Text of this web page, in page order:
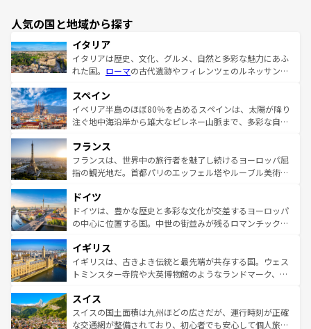
人気の国と地域から探す
イタリア
イタリアは歴史、文化、グルメ、自然と多彩な魅力にあふ
れた国。 ローマの古代遺跡やフィレンツェのルネッサンス
ろん、トスカーナの美しい田園風景やアマルフィ海岸の絶
景など、自然景観も見逃せない。観光の合間には、本場の
ピザやパスタなど、絶品のイタリア料理を堪能することも
ませてくれるイタリアで、忘れられない旅をしてみよう！
なお、新着のイタリア情報はコンテンツ一覧 を参照してほ
しい。
スペイン
イベリア半島のほぼ80％を占めるスペインは、太陽が降り
注ぐ地中海沿岸から雄大なピレネー山脈まで、多彩な自然
文化が根付くこの国では、情熱的なフラメンコ、熱気あふ
れる闘牛、そして美味しいタパスが生活の一部となってい
る。首都マドリードの洗練された雰囲気や、バルセロナの
の城塞都市、穏やかなビーチリゾートまで多彩な表情を見
せる。地方によって風土や気候が異なるスペインはその個
性で訪れる人を魅了する。 なお、新着のスペイン情報はコ
フランス
フランスは、世界中の旅行者を魅了し続けるヨーロッパ屈
指の観光地だ。首都パリのエッフェル塔やルーブル美術館
で、幅広い魅力が詰まっている。華麗な宮殿、歴史的な大
聖堂、美しいビーチ、そして豊かな自然が、訪れる者を心
から魅了する。また、フランスは美食の国としても知ら
いる。シャンパンの発祥地であるランス、プロヴァンスの
香り高いラベンダー畑など、多彩な楽しみ方が可能だ。さ
らに、パリ以外の地域にも魅力が溢れており、どの街角に
れる地方に足を運ぶとそれぞれで全く異なる文化を体験で
きるだろう。 なお、新着のフランス情報はコンテンツ一覧
を参照してほしい。
ドイツ
ドイツは、豊かな歴史と多彩な文化が交差するヨーロッパ
の中心に位置する国。中世の街並みが残るロマンチック街
顔を持つこの国は、どこを歩いても飽きることがない。ベ
ルリンの文化的活気、バイエルン州のアルプスの絶景、そ
してライン川沿いのワイン畑といった風景は必見。ビール
は、お酒好きな人にはぜひ体験してほしい。 なお、新着の
ドイツ情報はコンテンツ一覧を参照してほしい。
イギリス
イギリスは、古きよき伝統と最先端が共存する国。ウェス
トミンスター寺院や大英博物館のようなランドマーク、歴
リアごとに異なる魅力がある。また、優雅なアフタヌーン
ティー、ビール好きにはたまらない英国パブ、サッカー観
戦など、本場だからこそできる体験も豊富。イギリスを旅
スイス
スイスの国土面積は九州ほどの広さだが、運行時刻が正確
な交通網が整備されており、初心者でも安心して個人旅行